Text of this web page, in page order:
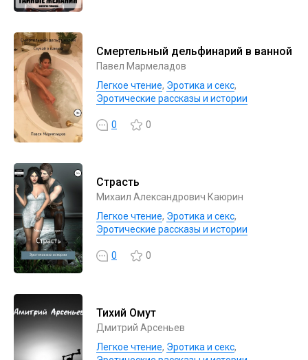
Смертельный дельфинарий в ванной
Павел Мармеладов
Легкое чтение, Эротика и секс,
Эротические рассказы и истории
0 0
Страсть
Михаил Александрович Каюрин
Легкое чтение, Эротика и секс,
Эротические рассказы и истории
0 0
Тихий Омут
Дмитрий Арсеньев
Легкое чтение, Эротика и секс,